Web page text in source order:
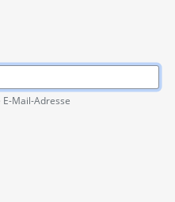
Mail-Adresse